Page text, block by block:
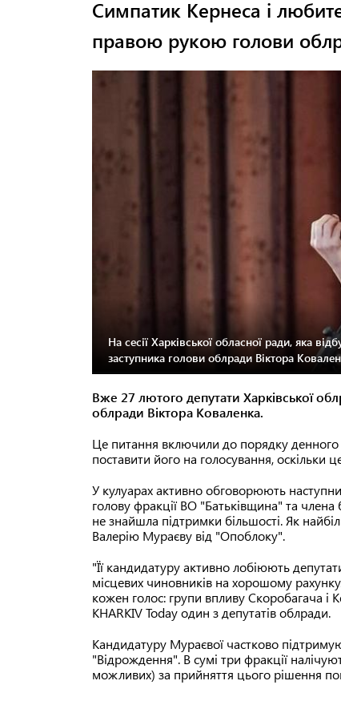
Симпатик Кернеса і
правою рукою голови
На сесії Харківської обласної ради, яка
заступника голови облради Віктора
Вже 27 лютого депутати Харківської
облради Віктора Коваленка.
Це питання включили до порядку денного
поставити його на голосування, оскільки
У кулуарах активно обговорюють
голову фракції ВО "Батьківщина" та
не знайшла підтримки більшості. Як
Валерію Мураєву від "Опоблоку".
"Її кандидатуру активно лобіюють
місцевих чиновників на хорошому
кожен голос: групи впливу Скоробагача
KHARKIV Today один з депутатів облради.
Кандидатуру Мураєвої частково
"Відрождення". В сумі три фракції
можливих) за прийняття цього рішення